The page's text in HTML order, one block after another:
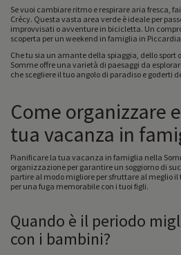
Se vuoi cambiare ritmo e respirare aria fresca,
Crécy. Questa vasta area verde è ideale per
improvvisati o avventure in bicicletta. Un
scoperta per un weekend in famiglia in
Che tu sia un amante della spiaggia, dello sport
Somme offre una varietà di paesaggi da
che scegliere il tuo angolo di paradiso e goderti
Come organizzare
tua vacanza in
Pianificare la tua vacanza in famiglia nella
organizzazione per garantire un soggiorno di
partire al modo migliore per sfruttare al meglio il
per una fuga memorabile con i tuoi figli.
Quando è il periodo
con i bambini?